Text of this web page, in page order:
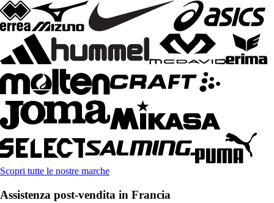
Scopri tutte le nostre marche
Assistenza post-vendita in Francia